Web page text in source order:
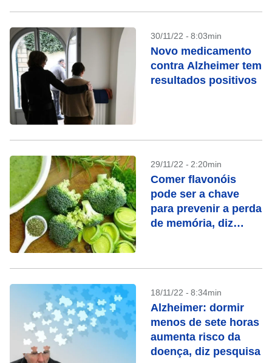
30/11/22 - 8:03min
Novo medicamento
contra Alzheimer tem
resultados positivos
29/11/22 - 2:20min
Comer flavonóis
pode ser a chave
para prevenir a perda
de memória, diz
18/11/22 - 8:34min
Alzheimer: dormir
menos de sete horas
aumenta risco da
doença, diz pesquisa